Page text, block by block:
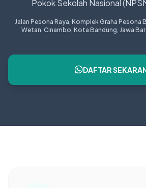
Pokok Sekolah Nasional
Jalan Pesona Raya, Komplek Graha Pesona
Wetan, Cinambo, Kota Bandung, Jawa
DAFTAR